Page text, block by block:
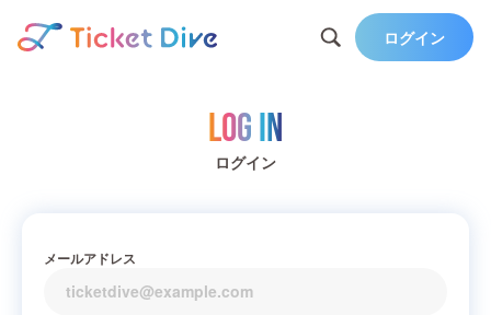
ログイン
Log in
ログイン
メールアドレス